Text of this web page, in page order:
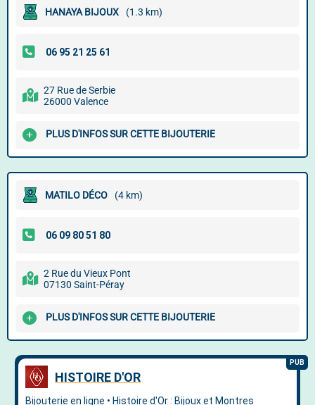
HANAYA BIJOUX (1.3 km)
27 Rue de Serbie
26000 Valence
PLUS D'INFOS SUR CETTE BIJOUTERIE
MATILO DÉCO (4 km)
2 Rue du Vieux Pont
07130 Saint-Péray
PLUS D'INFOS SUR CETTE BIJOUTERIE